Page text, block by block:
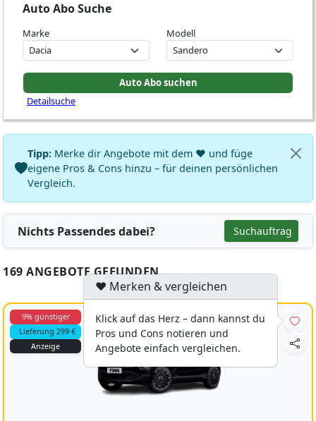
Auto Abo Suche
Marke Modell
Detailsuche
Tipp: Merke dir Angebote mit dem ♥ und füge
eigene Pros & Cons hinzu – für deinen persönlichen
Vergleich.
Nichts Passendes dabei? Suchauftrag
169 ANGEBOTE GEFUNDEN
9% günstiger
Lieferung 299 €
Anzeige
♥ Merken & vergleichen
Klick auf das Herz – dann kannst du
Pros und Cons notieren und
Angebote einfach vergleichen.